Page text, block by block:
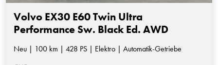
Volvo EX30 E60 Twin Ultra
Performance Sw. Black Ed. AWD
Neu | 100 km | 428 PS | Elektro | Automatik-Getriebe